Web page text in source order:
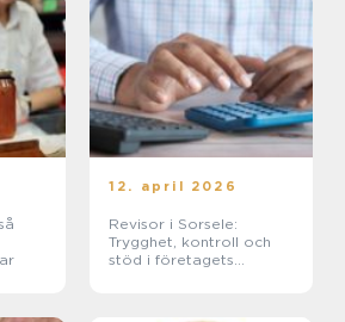
12. april 2026
Revisor i Sorsele:
Trygghet, kontroll och
stöd i företagets